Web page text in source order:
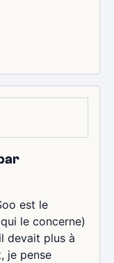
est le
le concerne)
devait plus à
je pense